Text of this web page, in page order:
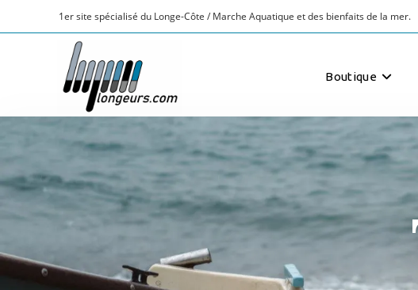
1er site spécialisé du Longe-Côte / Marche Aquatique et des bienfaits de la mer.
Boutique